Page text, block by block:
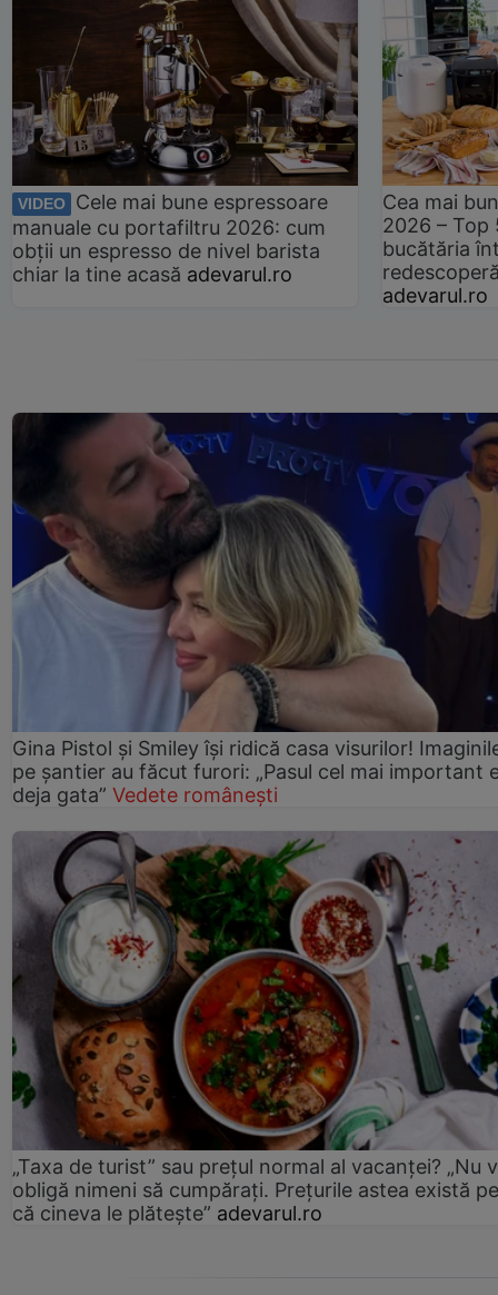
VIDEO
Cele mai bune espressoare
manuale cu portafiltru 2026: cum
obții un espresso de nivel barista
chiar la tine acasă adevarul.ro
Cea mai
2026 –
bucătăria
adevarul.ro
Gina Pistol și Smiley își ridică casa visurilor!
pe șantier au făcut furori: „Pasul cel mai important
deja gata” Vedete românești
„Taxa de turist” sau prețul normal al vacanței? „Nu
obligă nimeni să cumpărați. Prețurile astea există
că cineva le plătește” adevarul.ro